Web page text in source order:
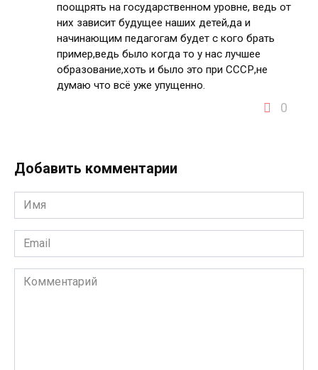
поощрять на государственном уровне, ведь от
них зависит будущее наших детей,да и
начинающим педагогам будет с кого брать
пример,ведь было когда то у нас лучшее
образование,хоть и было это при СССР,не
думаю что всё уже упущенно.
0
Добавить комментарии
Имя
*
Email
*
Комментарий